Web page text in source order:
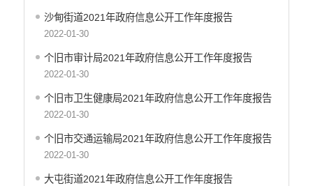
沙甸街道2021年政府信息公开工作年度报告
2022-01-30
个旧市审计局2021年政府信息公开工作年度报告
2022-01-30
个旧市卫生健康局2021年政府信息公开工作年度报告
2022-01-30
个旧市交通运输局2021年政府信息公开工作年度报告
2022-01-30
大屯街道2021年政府信息公开工作年度报告